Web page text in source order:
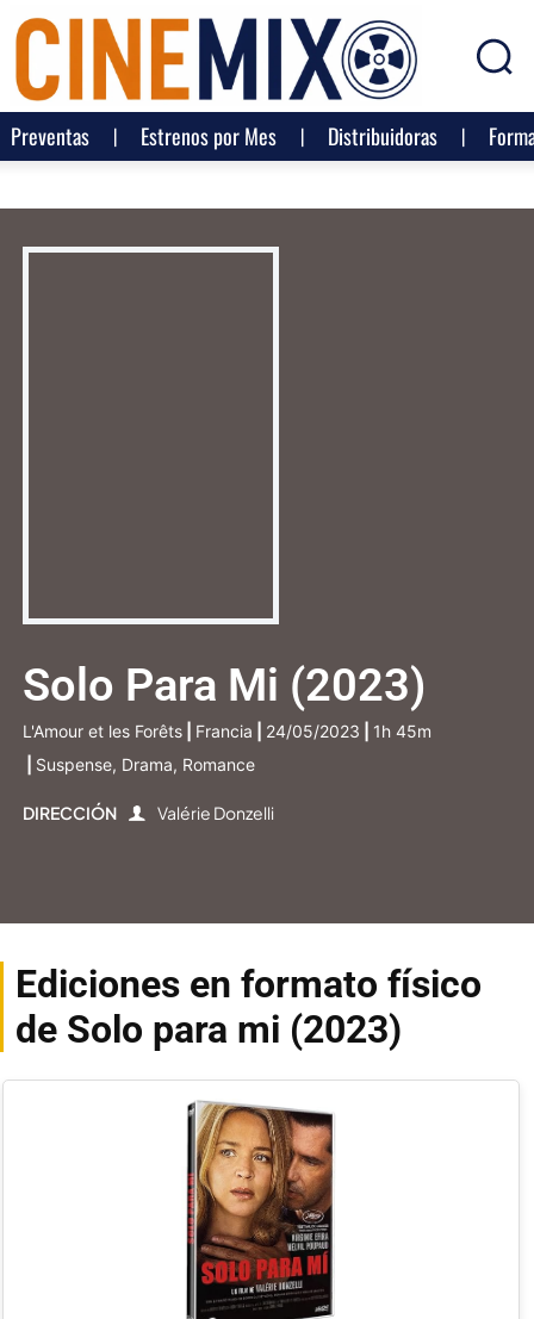
Preventas Estrenos por Mes Distribuidoras
Solo Para Mi (2023)
L'Amour et les Forêts Francia 24/05/2023
1h 45m
Suspense, Drama, Romance
DIRECCIÓN Valérie Donzelli
Ediciones en formato físico
de Solo para mi (2023)